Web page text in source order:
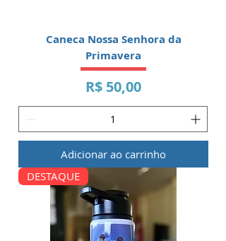
Caneca Nossa Senhora da
Primavera
Preço
R$ 50,00
Adicionar ao carrinho
DESTAQUE